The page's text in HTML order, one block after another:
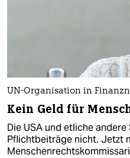
UN-Organisation in
Kein Geld für
Die USA und etliche
Pflichtbeiträge nicht. Jetzt